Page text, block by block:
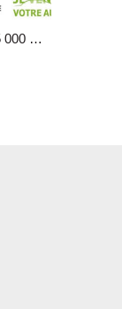
Berline - Diesel - Année 2016 - 115 000 km, 24 490 €